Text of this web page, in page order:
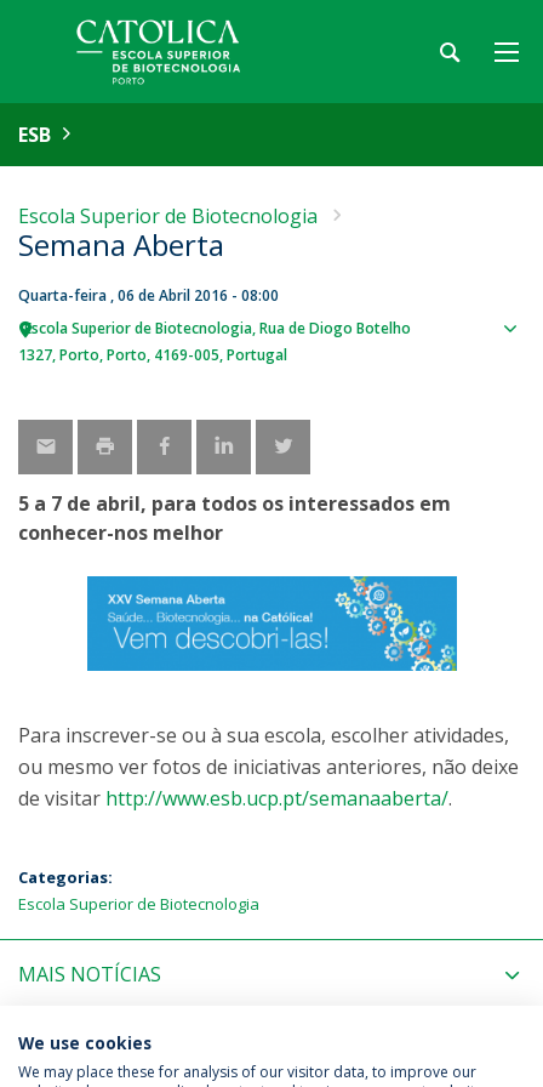
ESB
Escola Superior de Biotecnologia
Semana Aberta
Quarta-feira , 06 de Abril 2016 - 08:00
Escola Superior de Biotecnologia Rua de Diogo Botelho
1327 Porto Porto 4169-005 Portugal
5 a 7 de abril, para todos os interessados em
conhecer-nos melhor
Para inscrever-se ou à sua escola, escolher atividades,
ou mesmo ver fotos de iniciativas anteriores, não deixe
de visitar http://www.esb.ucp.pt/semanaaberta/.
Categorias:
Escola Superior de Biotecnologia
MAIS NOTÍCIAS
PRÓXIMOS EVENTOS
We use cookies
We may place these for analysis of our visitor data, to improve our